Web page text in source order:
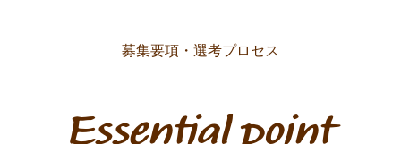
募集要項・選考プロセス
Essential point